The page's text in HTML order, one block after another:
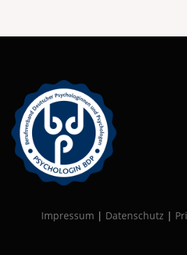
Impressum | Datenschutz |